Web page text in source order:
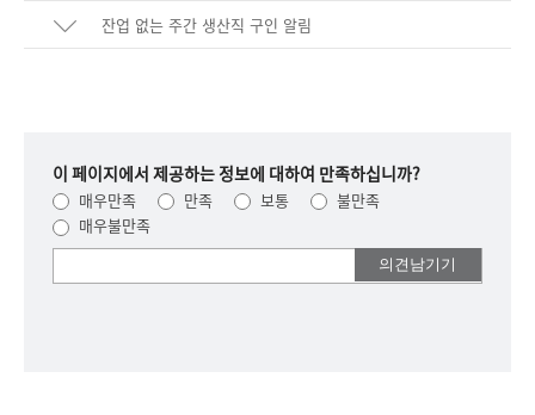
력무관
잔업 없는 주간 생산직 구인 알림
이 페이지에서 제공하는 정보에 대하여 만족하십니까?
매우만족 만족 보통
불만족
매우불만족
의견을